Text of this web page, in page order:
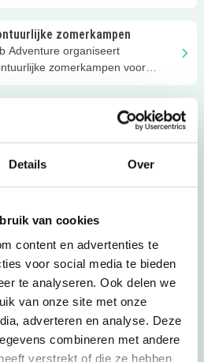
Details Over
van cookies
content en advertenties te
voor social media te bieden
te analyseren. Ook delen we
van onze site met onze
adverteren en analyse. Deze
combineren met andere
verstrekt of die ze hebben
zomerkampen
Adventure organiseert
zomerkampen voor
sportief of gek op dieren?
dan een kamp (8-10/10-12 jaar)
Camps Holland!
Zomerkamp: podiumplezier
Kies maar! En beleef
onvergetelijk kamp.
Ga mee op kamp!
veel plezier hebben én werken
je zelfvertrouwen, dat kan op de
van De Ster!
De Hoeven 7+